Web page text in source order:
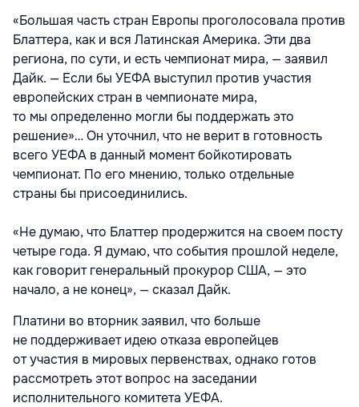
«Большая часть стран Европы проголосовала против
Блаттера, как и вся Латинская Америка. Эти два
региона, по сути, и есть чемпионат мира, — заявил
Дайк. — Если бы УЕФА выступил против участия
европейских стран в чемпионате мира,
то мы определенно могли бы поддержать это
решение»… Он уточнил, что не верит в готовность
всего УЕФА в данный момент бойкотировать
чемпионат. По его мнению, только отдельные
страны бы присоединились.
«Не думаю, что Блаттер продержится на своем посту
четыре года. Я думаю, что события прошлой неделе,
как говорит генеральный прокурор США, — это
начало, а не конец», — сказал Дайк.
Платини во вторник заявил, что больше
не поддерживает идею отказа европейцев
от участия в мировых первенствах, однако готов
рассмотреть этот вопрос на заседании
исполнительного комитета УЕФА.